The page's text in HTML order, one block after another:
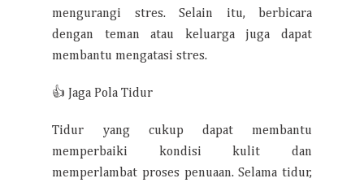
mengurangi stres. Selain itu, berbicara
dengan teman atau keluarga juga dapat
membantu mengatasi stres.
👍 Jaga Pola Tidur
Tidur yang cukup dapat membantu
memperbaiki kondisi kulit dan
memperlambat proses penuaan. Selama tidur,